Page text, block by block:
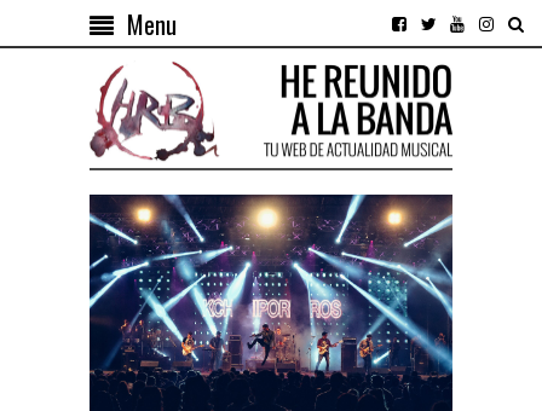
Menu